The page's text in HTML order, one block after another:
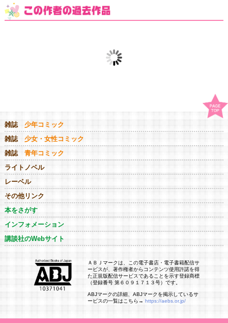
雑誌 少年コミック
雑誌 少女・女性コミック
雑誌 青年コミック
ライトノベル
レーベル
その他リンク
本をさがす
インフォメーション
講談社のWebサイト
ＡＢＪマークは、この電子書店・電子書籍配信サ
ービスが、著作権者からコンテンツ使用許諾を得
た正規版配信サービスであることを示す登録商標
（登録番号 第６０９１７１３号）です。
ABJマークの詳細、ABJマークを掲示しているサ
ービスの一覧はこちら→https://aebs.or.jp/